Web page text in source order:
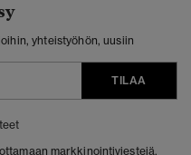
yhteistyöhön, uusiin
TILAA
markkinointiviestejä.